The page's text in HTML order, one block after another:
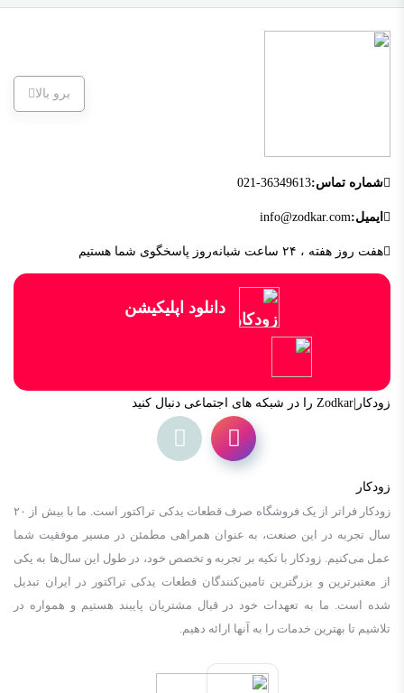
برو بالا
شماره تماس:021-36349613
ایمیل:info@zodkar.com
هفت روز هفته ، ۲۴ ساعت شبانه‌روز پاسخگوی شما هستیم
دانلود اپلیکیشن
زودکار|Zodkar را در شبکه های اجتماعی دنبال کنید
زودکار
زودكار فراتر از یک فروشگاه صرف قطعات یدکی تراکتور است. ما با بیش از ٢٠
سال تجربه در این صنعت، به عنوان همراهی مطمئن در مسیر موفقیت شما
عمل می‌کنیم. زودكار با تکیه بر تجربه و تخصص خود، در طول این سال‌ها به یکی
از معتبرترین و بزرگترین تامین‌کنندگان قطعات یدکی تراکتور در ایران تبدیل
شده است. ما به تعهدات خود در قبال مشتریان پایبند هستیم و همواره در
تلاشیم تا بهترین خدمات را به آنها ارائه دهیم.